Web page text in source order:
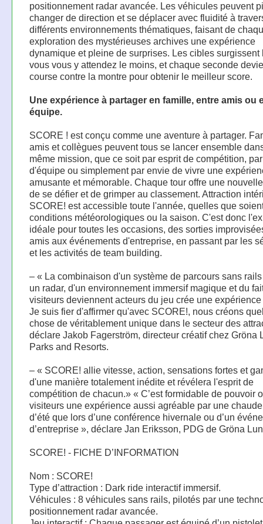
positionnement radar avancée. Les véhicules peuvent
changer de direction et se déplacer avec fluidité à
différents environnements thématiques, faisant de
exploration des mystérieuses archives une expérience
dynamique et pleine de surprises. Les cibles surgissent
vous vous y attendez le moins, et chaque seconde
course contre la montre pour obtenir le meilleur score.
Une expérience à partager en famille, entre amis ou
équipe.
SCORE ! est conçu comme une aventure à partager.
amis et collègues peuvent tous se lancer ensemble
même mission, que ce soit par esprit de compétition,
d'équipe ou simplement par envie de vivre une
amusante et mémorable. Chaque tour offre une
de se défier et de grimper au classement. Attraction
SCORE! est accessible toute l'année, quelles que
conditions météorologiques ou la saison. C'est donc
idéale pour toutes les occasions, des sorties
amis aux événements d'entreprise, en passant par les
et les activités de team building.
– « La combinaison d'un système de parcours sans
un radar, d'un environnement immersif magique et du
visiteurs deviennent acteurs du jeu crée une
Je suis fier d'affirmer qu'avec SCORE!, nous créons
chose de véritablement unique dans le secteur des
déclare Jakob Fagerström, directeur créatif chez Gröna
Parks and Resorts.
– « SCORE! allie vitesse, action, sensations fortes et
d'une manière totalement inédite et révélera l'esprit de
compétition de chacun.» « C’est formidable de pouvoir
visiteurs une expérience aussi agréable par une
d’été que lors d’une conférence hivernale ou d’un
d’entreprise », déclare Jan Eriksson, PDG de Gröna
SCORE! - FICHE D’INFORMATION
Nom : SCORE!
Type d’attraction : Dark ride interactif immersif.
Véhicules : 8 véhicules sans rails, pilotés par une
positionnement radar avancée.